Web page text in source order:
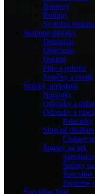
Bannery
Rollupy
Svetelná reklama
Sezónne darčeky
Dekorácie
Oblečenie
Ostatné
Pitie a jedenie
Sviečky a svetlá
Šnúrky, podujatia
Náramky
Odznaky a
Odznaky a
Palacinky
Slnečné okuliare
Čistiace
Šnúrky na krk
Šnúrky
Zápästné
Špeciálne fólie